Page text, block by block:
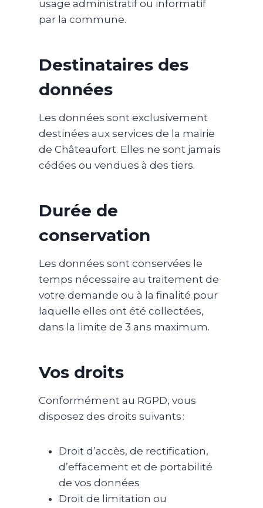
usage administratif ou informatif
par la commune.
Destinataires des
données
Les données sont exclusivement
destinées aux services de la mairie
de Châteaufort. Elles ne sont jamais
cédées ou vendues à des tiers.
Durée de
conservation
Les données sont conservées le
temps nécessaire au traitement de
votre demande ou à la finalité pour
laquelle elles ont été collectées,
dans la limite de 3 ans maximum.
Vos droits
Conformément au RGPD, vous
disposez des droits suivants :
Droit d’accès, de rectification,
d’effacement et de portabilité
de vos données
Droit de limitation ou